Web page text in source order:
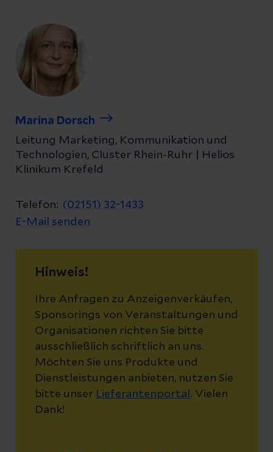
Marina Dorsch
Leitung Marketing, Kommunikation und
Technologien, Cluster Rhein-Ruhr | Helios
Klinikum Krefeld
Telefon: (02151) 32-1433
E-Mail senden
Hinweis!
Ihre Anfragen zu Anzeigenverkäufen,
Sponsorings von Veranstaltungen und
Organisationen richten Sie bitte
ausschließlich schriftlich an uns.
Möchten Sie uns Produkte und
Dienstleistungen anbieten, nutzen Sie
bitte unser Lieferantenportal . Vielen
Dank!